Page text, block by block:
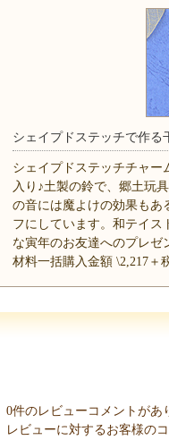
シェイプドステッチで作る
シェイプドステッチチャー
入り♪土製の鈴で、郷土玩
の音には魔よけの効果もあ
フにしています。和テイス
な寅年のお友達へのプレ
材料一括購入金額 \2,217＋
0件のレビューコメントがあ
レビューに対するお客様の